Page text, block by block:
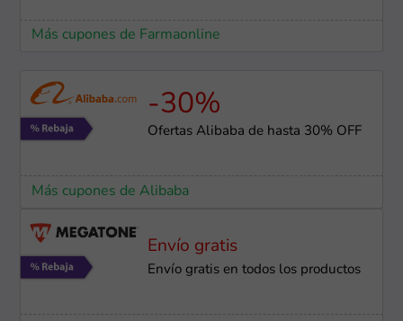
Más cupones de Farmaonline
-30%
Ofertas Alibaba de hasta 30% OFF
Más cupones de Alibaba
Envío gratis
Envío gratis en todos los productos